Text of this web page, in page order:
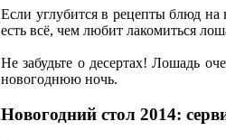
Если углубится в рецепты блюд на
есть всё, чем любит лакомиться
Не забудьте о десертах! Лошадь
новогоднюю ночь.
Новогодний стол 2014: